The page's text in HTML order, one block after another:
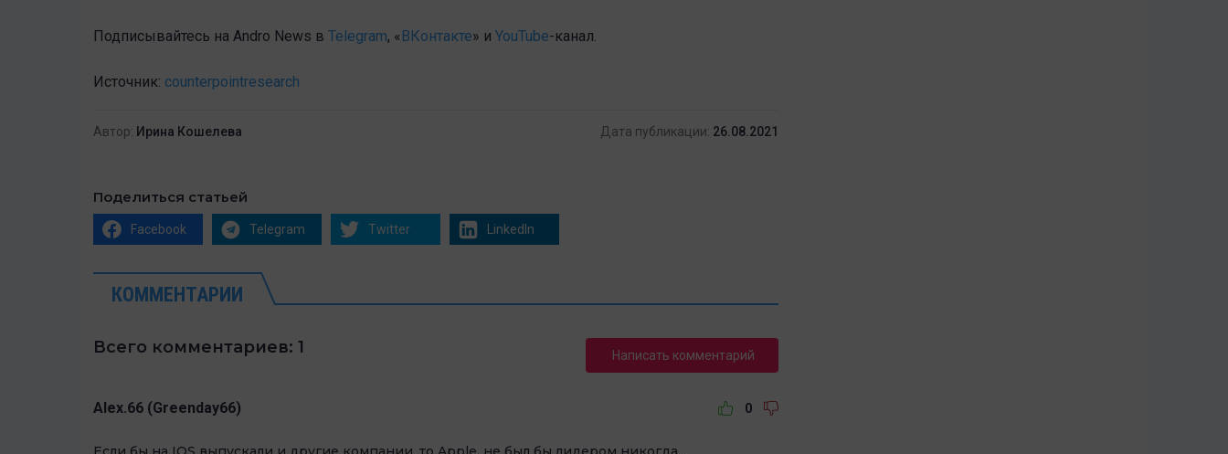
Подписывайтесь на Andro News в Telegram, «ВКонтакте» и YouTube-канал.
Источник: counterpointresearch
Автор: Ирина Кошелева Дата публикации: 26.08.2021
Поделиться статьей
Facebook Telegram Twitter LinkedIn
КОММЕНТАРИИ
Всего комментариев: 1 Написать комментарий
Alex.66 (Greenday66) 0